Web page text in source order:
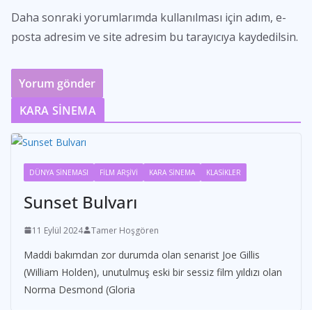
Daha sonraki yorumlarımda kullanılması için adım, e-
posta adresim ve site adresim bu tarayıcıya kaydedilsin.
KARA SİNEMA
DÜNYA SİNEMASI FİLM ARŞİVİ KARA SİNEMA KLASİKLER
Sunset Bulvarı
11 Eylül 2024 Tamer Hoşgören
Maddi bakımdan zor durumda olan senarist Joe Gillis
(William Holden), unutulmuş eski bir sessiz film yıldızı olan
Norma Desmond (Gloria